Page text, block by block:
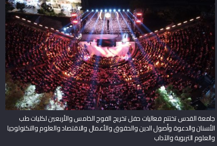
جامعة القدس تختتم فعاليات حفل تخريج الفوج الخامس والأربعين لكليات طب
الأسنان والدعوة وأصول الدين والحقوق والأعمال والاقتصاد والعلوم والتكنولوجيا
والعلوم التربوية والآداب